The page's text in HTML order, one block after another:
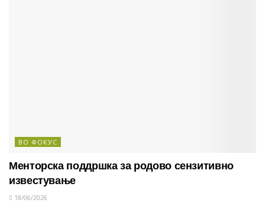
ВО ФОКУС
Менторска поддршка за родово сензитивно
известување
18/06/2026